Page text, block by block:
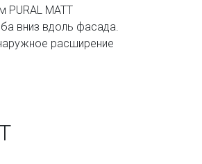
PURAL MATT
вниз вдоль фасада.
расширение